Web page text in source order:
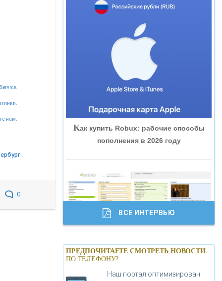
нам.
0
«НОВИКОМБАНК»
«СМП БАНК»
«ВНЕШПРОМБАНК»
«БАНК ГЛОБЭКС»
«ТРАСТ»
«ГАЗПРОМБАНК»
«МОСКОВСКИЙ КРЕДИТНЫЙ
БАНК»
Как купить Robux: рабочие способы
пополнения в 2026 году
Банки.ру обновил логотип впервые за
19 лет - «Лента новостей»
ВСЕ ИНТЕРВЬЮ
ПРЕДПОЧИТАЕТЕ СМОТРЕТЬ НОВОСТИ
ПО ТЕЛЕФОНУ?
Наш портал оптимизирован